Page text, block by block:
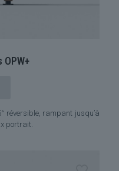
réversible, rampant jusqu’à
portrait.